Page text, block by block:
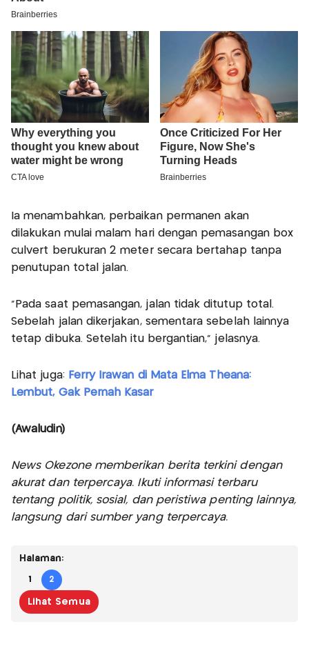
Ia menambahkan, perbaikan permanen akan
dilakukan mulai malam hari dengan pemasangan box
culvert berukuran 2 meter secara bertahap tanpa
penutupan total jalan.
“Pada saat pemasangan, jalan tidak ditutup total.
Sebelah jalan dikerjakan, sementara sebelah lainnya
tetap dibuka. Setelah itu bergantian,” jelasnya.
Lihat juga: Ferry Irawan di Mata Elma Theana:
Lembut, Gak Pernah Kasar
(Awaludin)
News Okezone memberikan berita terkini dengan
akurat dan terpercaya. Ikuti informasi terbaru
tentang politik, sosial, dan peristiwa penting lainnya,
langsung dari sumber yang terpercaya.
Halaman:
1 2
Lihat Semua